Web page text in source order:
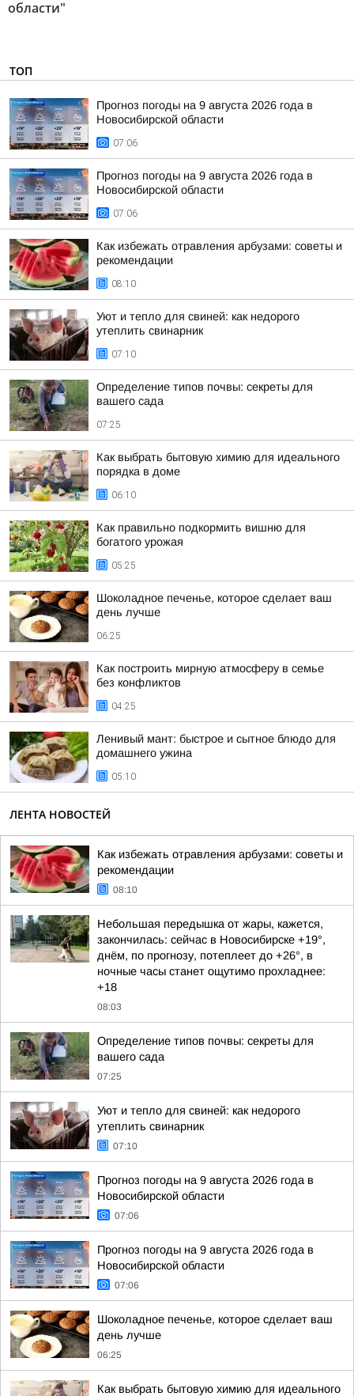
области"
ТОП
Прогноз погоды на 9 августа 2026 года в
Новосибирской области
07:06
Прогноз погоды на 9 августа 2026 года в
Новосибирской области
07:06
Как избежать отравления арбузами: советы и
рекомендации
08:10
Уют и тепло для свиней: как недорого
утеплить свинарник
07:10
Определение типов почвы: секреты для
вашего сада
07:25
Как выбрать бытовую химию для идеального
порядка в доме
06:10
Как правильно подкормить вишню для
богатого урожая
05:25
Шоколадное печенье, которое сделает ваш
день лучше
06:25
Как построить мирную атмосферу в семье
без конфликтов
04:25
Ленивый мант: быстрое и сытное блюдо для
домашнего ужина
05:10
ЛЕНТА НОВОСТЕЙ
Как избежать отравления арбузами: советы и
рекомендации
08:10
Небольшая передышка от жары, кажется,
закончилась: сейчас в Новосибирске +19°,
днём, по прогнозу, потеплеет до +26°, в
ночные часы станет ощутимо прохладнее:
+18
08:03
Определение типов почвы: секреты для
вашего сада
07:25
Уют и тепло для свиней: как недорого
утеплить свинарник
07:10
Прогноз погоды на 9 августа 2026 года в
Новосибирской области
07:06
Прогноз погоды на 9 августа 2026 года в
Новосибирской области
07:06
Шоколадное печенье, которое сделает ваш
день лучше
06:25
Как выбрать бытовую химию для идеального